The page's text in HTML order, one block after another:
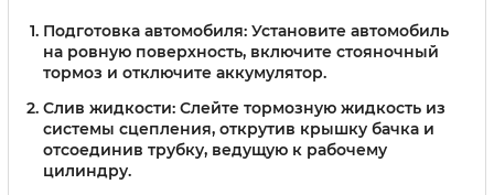
Подготовка автомобиля: Установите автомобиль
на ровную поверхность, включите стояночный
тормоз и отключите аккумулятор.
Слив жидкости: Слейте тормозную жидкость из
системы сцепления, открутив крышку бачка и
отсоединив трубку, ведущую к рабочему
цилиндру.